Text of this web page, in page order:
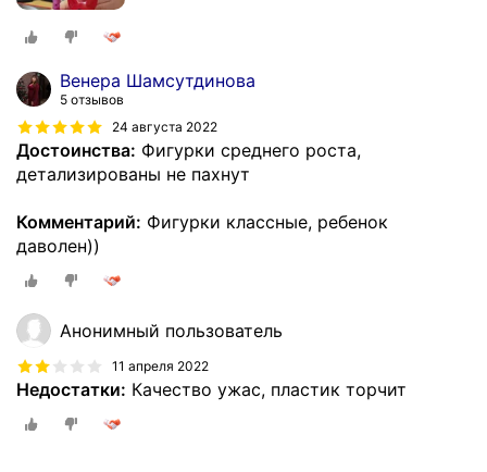
Венера Шамсутдинова
5 отзывов
24 августа 2022
Достоинства: Фигурки среднего роста,
детализированы не пахнут
Комментарий: Фигурки классные, ребенок
даволен))
Анонимный пользователь
11 апреля 2022
Недостатки: Качество ужас, пластик торчит